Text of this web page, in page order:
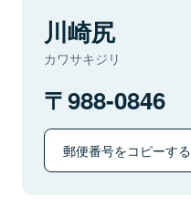
川崎尻
カワサキジリ
988-0846
郵便番号をコピーする